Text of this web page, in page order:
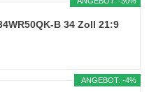
B 34 Zoll 21:9
ANGEBOT: -4%